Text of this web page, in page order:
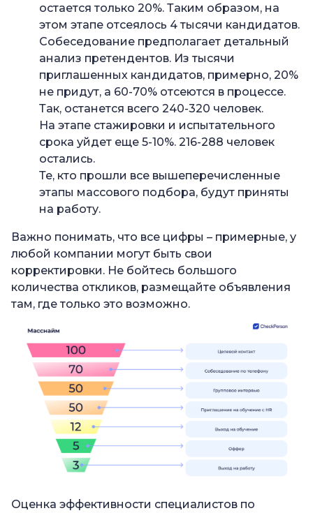
остается только 20%. Таким образом, на
этом этапе отсеялось 4 тысячи кандидатов.
Собеседование предполагает детальный
анализ претендентов. Из тысячи
приглашенных кандидатов, примерно, 20%
не придут, а 60-70% отсеются в процессе.
Так, останется всего 240-320 человек.
На этапе стажировки и испытательного
срока уйдет еще 5-10%. 216-288 человек
остались.
Те, кто прошли все вышеперечисленные
этапы массового подбора, будут приняты
на работу.
Важно понимать, что все цифры – примерные, у
любой компании могут быть свои
корректировки. Не бойтесь большого
количества откликов, размещайте объявления
там, где только это возможно.
Оценка эффективности специалистов по